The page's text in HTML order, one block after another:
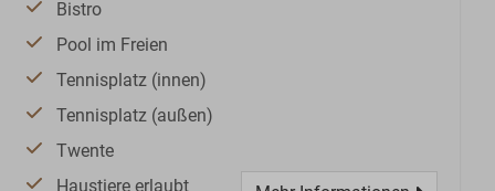
Bistro
Pool im Freien
Tennisplatz (innen)
Tennisplatz (außen)
Twente
Haustiere erlaubt